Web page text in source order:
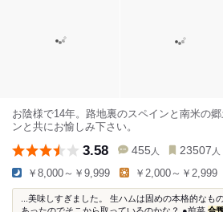
お陰様で14年。路地裏のスペインと南米の
ンと共にお愉しみ下さい。
3.58 455 人 23507 人
￥8,000～￥9,999 ￥2,000～￥2,999
...美味しすぎました。 生ハムは固めの本格的なも